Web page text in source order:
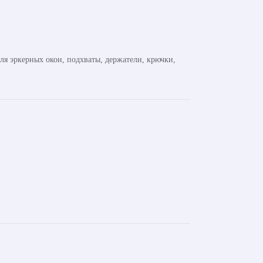
эркерных окон, подхваты, держатели, крючки,